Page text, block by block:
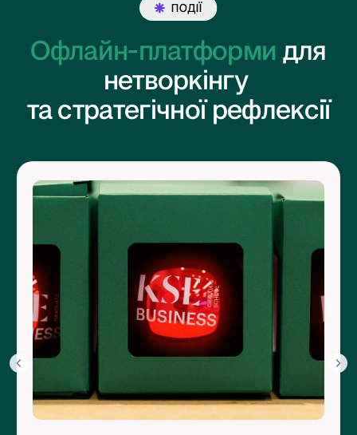
Офлайн-платформи для
нетворкінгу
та стратегічної рефлексії